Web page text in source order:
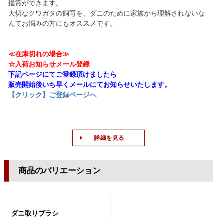
鑑賞ができます。
大切なクワガタの飼育を、ダニのために家族から理解されないな
んてお悩みの方にもオススメです。
≪在庫切れの場合≫
☆入荷お知らせメール登録
下記ページにてご登録頂けましたら
販売開始後いち早くメールにてお知らせいたします。
【クリック】ご登録ページへ
詳細を見る
商品のバリエーション
ダニ取りブラシ